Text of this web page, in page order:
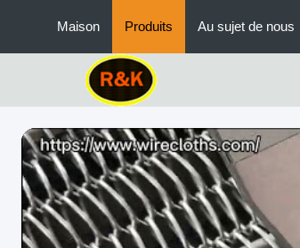
Maison Produits Au sujet de nous